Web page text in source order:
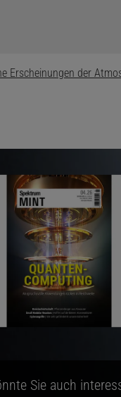
Erscheinungen der
Sie auch